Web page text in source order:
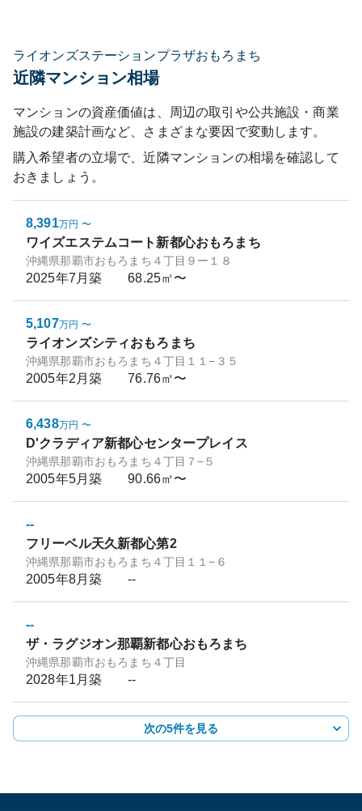
ライオンズステーションプラザおもろまち
近隣マンション相場
マンションの資産価値は、周辺の取引や公共施設・商業
施設の建築計画など、さまざまな要因で変動します。
購入希望者の立場で、近隣マンションの相場を確認して
おきましょう。
8,391万円 〜
ワイズエステムコート新都心おもろまち
沖縄県那覇市おもろまち４丁目９ー１８
2025年7月築 68.25㎡〜
5,107万円 〜
ライオンズシティおもろまち
沖縄県那覇市おもろまち４丁目１１−３５
2005年2月築 76.76㎡〜
6,438万円 〜
D'クラディア新都心センタープレイス
沖縄県那覇市おもろまち４丁目７−５
2005年5月築 90.66㎡〜
--
フリーベル天久新都心第2
沖縄県那覇市おもろまち４丁目１１−６
2005年8月築 --
--
ザ・ラグジオン那覇新都心おもろまち
沖縄県那覇市おもろまち４丁目
2028年1月築 --
次の5件を見る